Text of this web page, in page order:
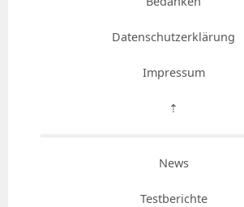
Datenschutzerklärung
Impressum
⇡
News
Testberichte